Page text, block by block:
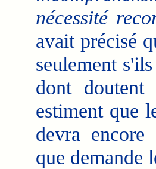
nécessité
avait précisé
seulement
dont
estiment que
devra encore
que demande